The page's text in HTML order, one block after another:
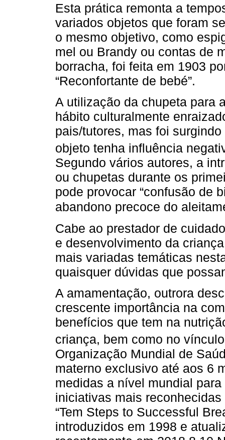
Esta prática remonta a
variados objetos que foram
o mesmo objetivo, como
mel ou Brandy ou contas de
borracha, foi feita em 1903
“Reconfortante de bebé”.
A utilização da chupeta para
hábito culturalmente
pais/tutores, mas foi
objeto tenha influência
Segundo vários autores, a
ou chupetas durante os
pode provocar “confusão de
abandono precoce do
Cabe ao prestador de
e desenvolvimento da
mais variadas temáticas
quaisquer dúvidas que
A amamentação, outrora
crescente importância na
benefícios que tem na
criança, bem como no
Organização Mundial de
materno exclusivo até aos 6
medidas a nível mundial
iniciativas mais
“Tem Steps to Successful
introduzidos em 1998 e